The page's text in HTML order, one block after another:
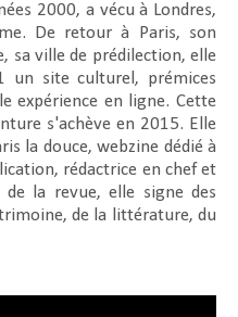
2000, a vécu à Londres,
De retour à Paris, son
sa ville de prédilection, elle
un site culturel, prémices
expérience en ligne. Cette
s'achève en 2015. Elle
la douce, webzine dédié à
rédactrice en chef et
la revue, elle signe des
de la littérature, du